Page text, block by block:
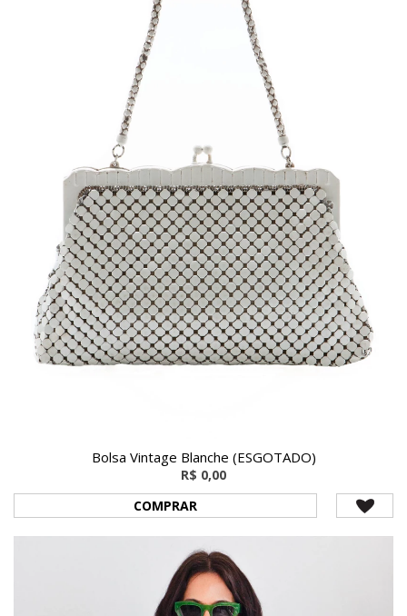
Bolsa Vintage Blanche (ESGOTADO)
R$ 0,00
COMPRAR